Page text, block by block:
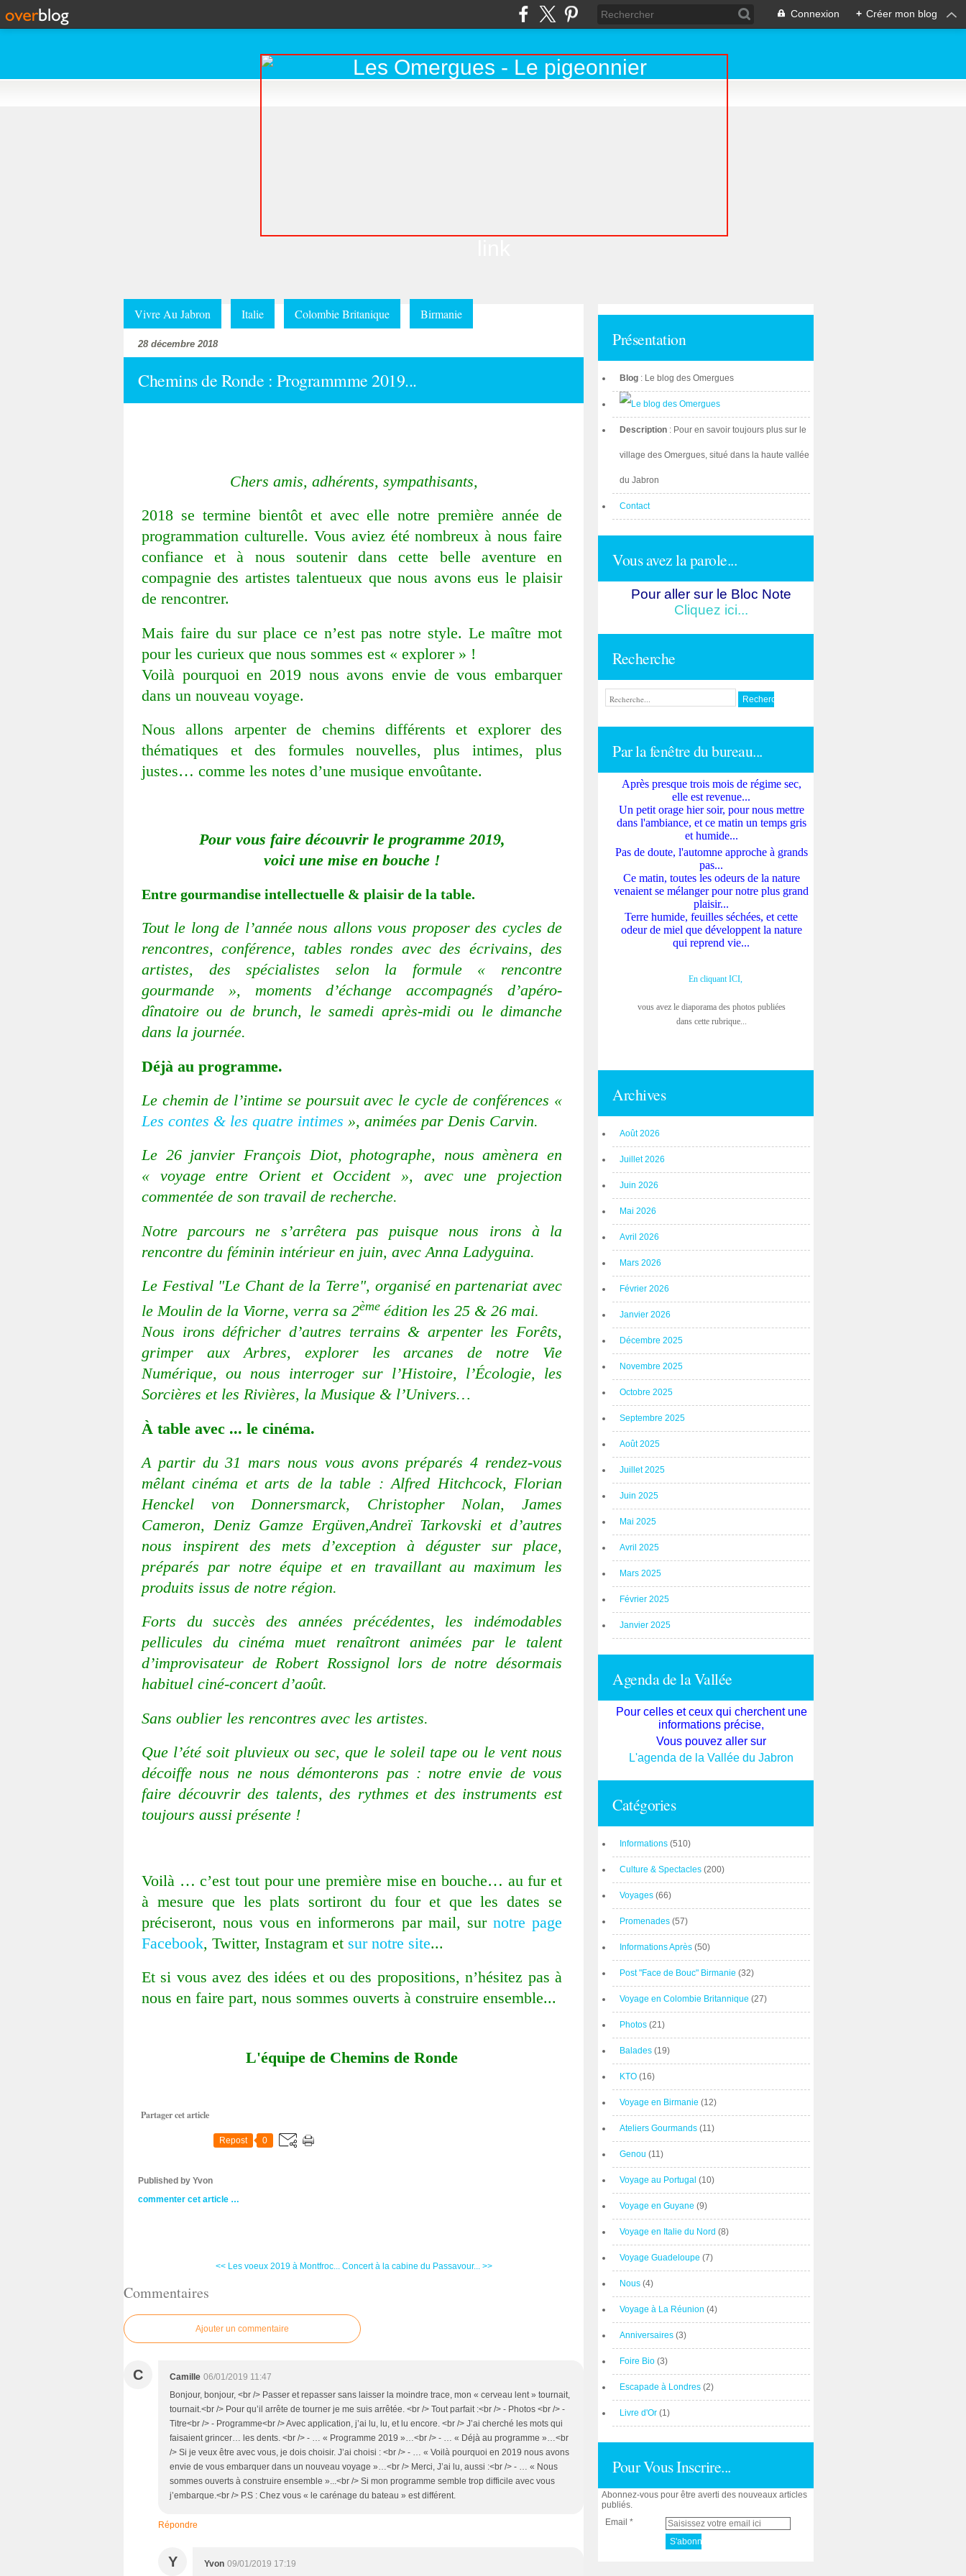
Connexion + Créer mon blog
Vivre Au Jabron Italie Colombie Britanique Birmanie
28 décembre 2018
Chemins de Ronde : Programmme 2019...
Chers amis, adhérents, sympathisants,
2018 se termine bientôt et avec elle notre première année de
programmation culturelle. Vous aviez été nombreux à nous faire
confiance et à nous soutenir dans cette belle aventure en
compagnie des artistes talentueux que nous avons eus le plaisir
de rencontrer.
Mais faire du sur place ce n’est pas notre style. Le maître mot
pour les curieux que nous sommes est « explorer » !
Voilà pourquoi en 2019 nous avons envie de vous embarquer
dans un nouveau voyage.
Nous allons arpenter de chemins différents et explorer des
thématiques et des formules nouvelles, plus intimes, plus
justes… comme les notes d’une musique envoûtante.
Pour vous faire découvrir le programme 2019,
voici une mise en bouche !
Entre gourmandise intellectuelle & plaisir de la table.
Tout le long de l’année nous allons vous proposer des cycles de
rencontres, conférence, tables rondes avec des écrivains, des
artistes, des spécialistes selon la formule « rencontre
gourmande », moments d’échange accompagnés d’apéro-
dînatoire ou de brunch, le samedi après-midi ou le dimanche
dans la journée.
Déjà au programme.
Le chemin de l’intime se poursuit avec le cycle de conférences «
Les contes & les quatre intimes », animées par Denis Carvin.
Le 26 janvier François Diot, photographe, nous amènera en
« voyage entre Orient et Occident », avec une projection
commentée de son travail de recherche.
Notre parcours ne s’arrêtera pas puisque nous irons à la
rencontre du féminin intérieur en juin, avec Anna Ladyguina.
Le Festival "Le Chant de la Terre", organisé en partenariat avec
le Moulin de la Viorne, verra sa 2ème édition les 25 & 26 mai.
Nous irons défricher d’autres terrains & arpenter les Forêts,
grimper aux Arbres, explorer les arcanes de notre Vie
Numérique, ou nous interroger sur l’Histoire, l’Écologie, les
Sorcières et les Rivières, la Musique & l’Univers…
À table avec ... le cinéma.
A partir du 31 mars nous vous avons préparés 4 rendez-vous
mêlant cinéma et arts de la table : Alfred Hitchcock, Florian
Henckel von Donnersmarck, Christopher Nolan, James
Cameron, Deniz Gamze Ergüven,Andreï Tarkovski et d’autres
nous inspirent des mets d’exception à déguster sur place,
préparés par notre équipe et en travaillant au maximum les
produits issus de notre région.
Forts du succès des années précédentes, les indémodables
pellicules du cinéma muet renaîtront animées par le talent
d’improvisateur de Robert Rossignol lors de notre désormais
habituel ciné-concert d’août.
Sans oublier les rencontres avec les artistes.
Que l’été soit pluvieux ou sec, que le soleil tape ou le vent nous
décoiffe nous ne nous démonterons pas : notre envie de vous
faire découvrir des talents, des rythmes et des instruments est
toujours aussi présente !
Voilà … c’est tout pour une première mise en bouche… au fur et
à mesure que les plats sortiront du four et que les dates se
préciseront, nous vous en informerons par mail, sur notre page
Facebook, Twitter, Instagram et sur notre site...
Et si vous avez des idées et ou des propositions, n’hésitez pas à
nous en faire part, nous sommes ouverts à construire ensemble...
L'équipe de Chemins de Ronde
Partager cet article
Repost 0
Published by Yvon
commenter cet article …
<< Les voeux 2019 à Montfroc... Concert à la cabine du Passavour... >>
Commentaires
Ajouter un commentaire
C Camille 06/01/2019 11:47
Bonjour, bonjour, <br /> Passer et repasser sans laisser la moindre trace, mon « cerveau lent » tournait,
tournait.<br /> Pour qu’il arrête de tourner je me suis arrêtée. <br /> Tout parfait :<br /> - Photos <br /> -
Titre<br /> - Programme<br /> Avec application, j’ai lu, lu, et lu encore. <br /> J’ai cherché les mots qui
faisaient grincer… les dents. <br /> - … « Programme 2019 »…<br /> - … « Déjà au programme »…<br
/> Si je veux être avec vous, je dois choisir. J’ai choisi : <br /> - … « Voilà pourquoi en 2019 nous avons
envie de vous embarquer dans un nouveau voyage »…<br /> Merci, J’ai lu, aussi :<br /> - … « Nous
sommes ouverts à construire ensemble »...<br /> Si mon programme semble trop difficile avec vous
j’embarque.<br /> P.S : Chez vous « le carénage du bateau » est différent.
Répondre
Y Yvon 09/01/2019 17:19
Présentation
Blog : Le blog des Omergues
Description : Pour en savoir toujours plus sur le
village des Omergues, situé dans la haute vallée
du Jabron
Contact
Vous avez la parole...
Pour aller sur le Bloc Note
Cliquez ici...
Recherche
Par la fenêtre du bureau...
Après presque trois mois de régime sec,
elle est revenue...
Un petit orage hier soir, pour nous mettre
dans l'ambiance, et ce matin un temps gris
et humide...
Pas de doute, l'automne approche à grands
pas...
Ce matin, toutes les odeurs de la nature
venaient se mélanger pour notre plus grand
plaisir...
Terre humide, feuilles séchées, et cette
odeur de miel que développent la nature
qui reprend vie...
En cliquant ICI,
vous avez le diaporama des photos publiées
dans cette rubrique...
Archives
Août 2026
Juillet 2026
Juin 2026
Mai 2026
Avril 2026
Mars 2026
Février 2026
Janvier 2026
Décembre 2025
Novembre 2025
Octobre 2025
Septembre 2025
Août 2025
Juillet 2025
Juin 2025
Mai 2025
Avril 2025
Mars 2025
Février 2025
Janvier 2025
Agenda de la Vallée
Pour celles et ceux qui cherchent une
informations précise,
Vous pouvez aller sur
L'agenda de la Vallée du Jabron
Catégories
Informations (510)
Culture & Spectacles (200)
Voyages (66)
Promenades (57)
Informations Après (50)
Post "Face de Bouc" Birmanie (32)
Voyage en Colombie Britannique (27)
Photos (21)
Balades (19)
KTO (16)
Voyage en Birmanie (12)
Ateliers Gourmands (11)
Genou (11)
Voyage au Portugal (10)
Voyage en Guyane (9)
Voyage en Italie du Nord (8)
Voyage Guadeloupe (7)
Nous (4)
Voyage à La Réunion (4)
Anniversaires (3)
Foire Bio (3)
Escapade à Londres (2)
Livre d'Or (1)
Pour Vous Inscrire...
Abonnez-vous pour être averti des nouveaux articles
publiés.
Email